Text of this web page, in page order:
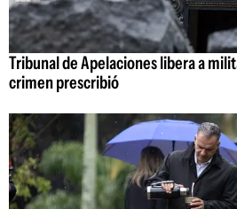
Tribunal de Apelaciones libera a
crimen prescribió